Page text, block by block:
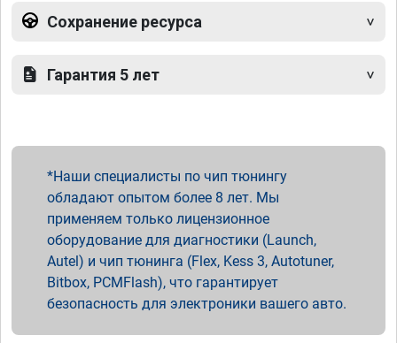
Сохранение ресурса
Гарантия 5 лет
Наши специалисты по чип тюнингу
обладают опытом более 8 лет. Мы
применяем только лицензионное
оборудование для диагностики (Launch,
Autel) и чип тюнинга (Flex, Kess 3, Autotuner,
Bitbox, PCMFlash), что гарантирует
безопасность для электроники вашего авто.